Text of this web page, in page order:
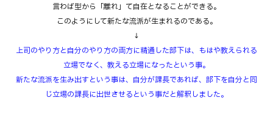
言わば型から「離れ」て自在となることができる。
このようにして新たな流派が生まれるのである。
↓
上司のやり方と自分のやり方の両方に精通した部下は、もはや教えられる
立場でなく、教える立場になったという事。
新たな流派を生み出すという事は、自分が課長であれば、部下を自分と同
じ立場の課長に出世させるという事だと解釈しました。